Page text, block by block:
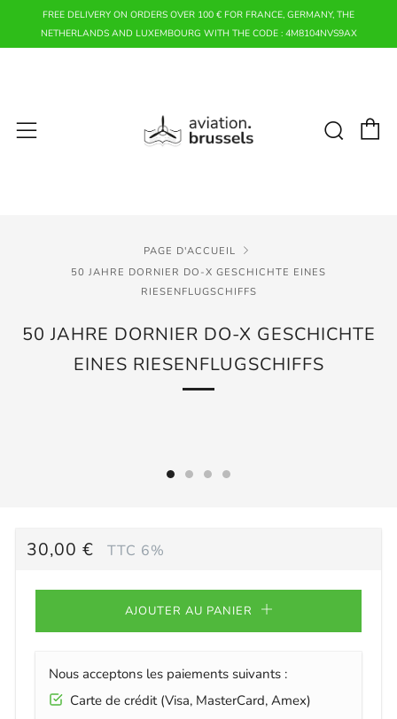
FREE DELIVERY ON ORDERS OVER 100 € FOR FRANCE, GERMANY, THE
NETHERLANDS AND LUXEMBOURG WITH THE CODE : 4M8104NVS9AX
Menu
PAGE D'ACCUEIL
50 JAHRE DORNIER DO-X GESCHICHTE EINES
RIESENFLUGSCHIFFS
50 JAHRE DORNIER DO-X GESCHICHTE
EINES RIESENFLUGSCHIFFS
PRIX
30,00 € TTC 6%
AJOUTER AU PANIER
Nous acceptons les paiements suivants :
Carte de crédit (Visa, MasterCard, Amex)